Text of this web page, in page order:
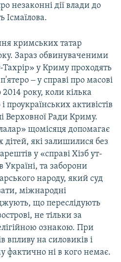
незаконні дії влади до
Ісмаїлова.
кримських татар
Зараз обвинуваченими
Тахрір» у Криму проходять
‒ у справі про масові
року, коли кілька
проукраїнських активістів
Верховної Ради Криму.
щомісяця допомагає
які залишилися без
у «справі Хізб ут-
Україні, та заборони
народу, який суд
міжнародні
що переслідують
не тільки за
ознакою. При
впливу на силовиків і
фактично ні в кого немає.